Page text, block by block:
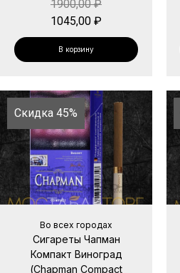
1900,00₽
1045,00 ₽
В корзину
Скидка 45%
Во всех городах
Сигареты Чапман
Компакт Виноград
(Chapman Compact